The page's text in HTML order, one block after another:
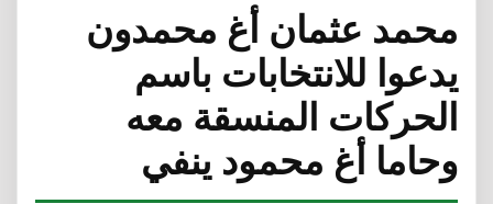
محمد عثمان أغ محمدون
يدعوا للانتخابات باسم
الحركات المنسقة معه
وحاما أغ محمود ينفي